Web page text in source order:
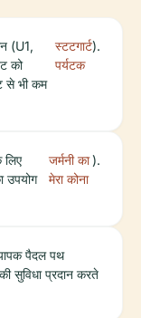
(U1,
को
से भी कम
स्टटगार्ट
पर्यटक
).
लिए
उपयोग
जर्मनी का
मेरा कोना
).
पैदल पथ
सुविधा प्रदान करते